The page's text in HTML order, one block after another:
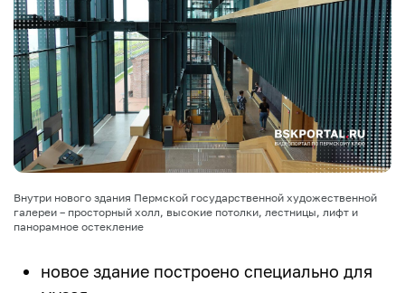
Внутри нового здания Пермской государственной художественной
галереи – просторный холл, высокие потолки, лестницы, лифт и
панорамное остекление
новое здание построено специально для